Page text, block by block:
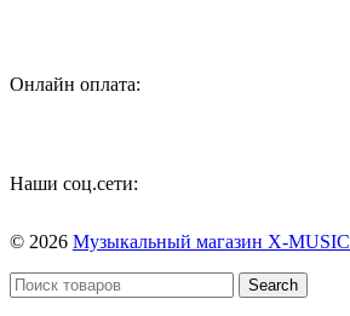
Онлайн оплата:
Наши соц.сети:
© 2026 Музыкальный магазин X-MUSIC
Search